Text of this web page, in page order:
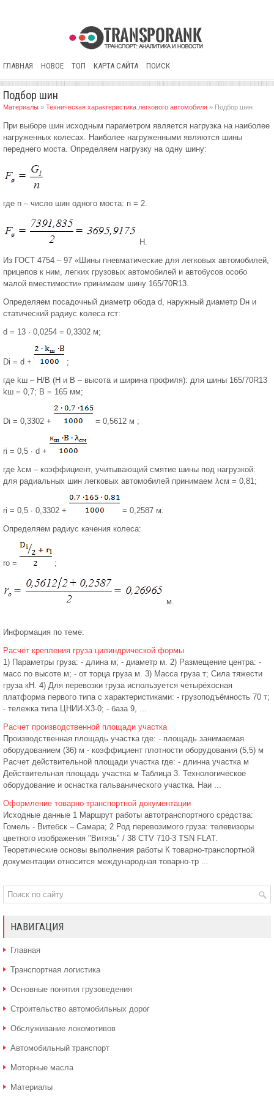
ГЛАВНАЯ НОВОЕ ТОП КАРТА САЙТА ПОИСК
Подбор шин
Материалы » Техническая характеристика легкового автомобиля » Подбор шин
При выборе шин исходным параметром является нагрузка на наиболее
нагруженных колесах. Наиболее нагруженными являются шины
переднего моста. Определяем нагрузку на одну шину:
где n – число шин одного моста: n = 2.
Н.
Из ГОСТ 4754 – 97 «Шины пневматические для легковых автомобилей,
прицепов к ним, легких грузовых автомобилей и автобусов особо
малой вместимости» принимаем шину 165/70R13.
Определяем посадочный диаметр обода d, наружный диаметр Dн и
статический радиус колеса rст:
d = 13 · 0,0254 = 0,3302 м;
Di = d +
;
где kш – H/B (H и B – высота и ширина профиля): для шины 165/70R13
kш = 0,7; B = 165 мм;
Di = 0,3302 + = 0,5612 м ;
ri = 0,5 ∙ d +
где λсм – коэффициент, учитывающий смятие шины под нагрузкой:
для радиальных шин легковых автомобилей принимаем λсм = 0,81;
ri = 0,5 ∙ 0,3302 +
= 0,2587 м.
Определяем радиус качения колеса:
ro = ;
м.
Информация по теме:
Расчёт крепления груза цилиндрической формы
1) Параметры груза: - длина м; - диаметр м. 2) Размещение центра: -
масс по высоте м; - от торца груза м. 3) Масса груза т; Сила тяжести
груза кН. 4) Для перевозки груза используется четырёхосная
платформа первого типа с характеристиками: - грузоподъёмность 70 т;
- тележка типа ЦНИИ-Х3-0; - база 9, ...
Расчет производственной площади участка
Производственная площадь участка где: - площадь занимаемая
оборудованием (36) м - коэффициент плотности оборудования (5,5) м
Расчет действительной площади участка где: - длинна участка м
Действительная площадь участка м Таблица 3. Технологическое
оборудование и оснастка гальванического участка. Наи ...
Оформление товарно-транспортной документации
Исходные данные 1 Маршрут работы автотранспортного средства:
Гомель - Витебск – Самара; 2 Род перевозимого груза: телевизоры
цветного изображения "Витязь" / 38 CTV 710-3 TSN FLAT.
Теоретические основы выполнения работы К товарно-транспортной
документации относится международная товарно-тр ...
НАВИГАЦИЯ
Главная
Транспортная логистика
Основные понятия грузоведения
Строительство автомобильных дорог
Обслуживание локомотивов
Автомобильный транспорт
Моторные масла
Материалы